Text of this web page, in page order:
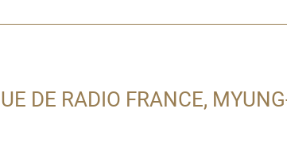
DE RADIO FRANCE,